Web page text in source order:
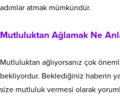
adımlar atmak mümkündür.
Mutluluktan Ağlamak Ne
Mutluluktan ağlıyorsanız çok
bekliyordur. Beklediğiniz haberin
size mutluluk vermesi olarak